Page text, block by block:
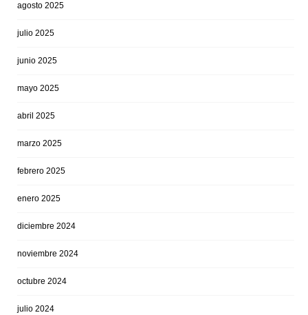
agosto 2025
julio 2025
junio 2025
mayo 2025
abril 2025
marzo 2025
febrero 2025
enero 2025
diciembre 2024
noviembre 2024
octubre 2024
julio 2024